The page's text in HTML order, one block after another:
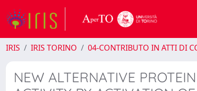
IRIS IRIS TORINO 04-CONTRIBUTO IN ATTI DI
NEW ALTERNATIVE